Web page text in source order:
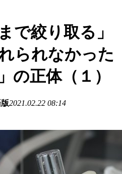
で絞り取る」
られなかった
の正体（１）
2021.02.22 08:14